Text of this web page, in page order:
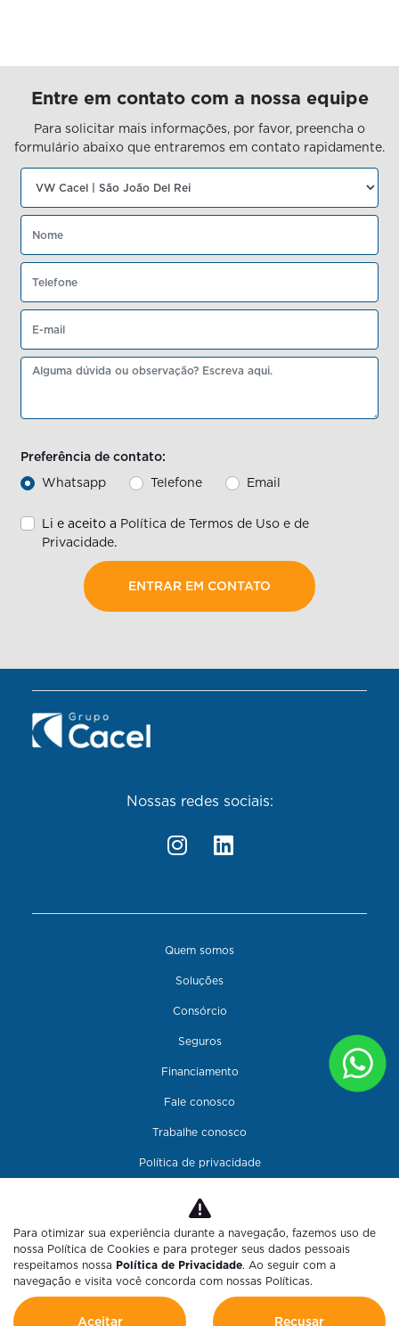
Entre em contato com a nossa equipe
Para solicitar mais informações, por favor, preencha o
formulário abaixo que entraremos em contato rapidamente.
Preferência de contato:
Whatsapp
Telefone Email
Li e aceito a Política de Termos de Uso e de
Privacidade.
ENTRAR EM CONTATO
Nossas redes sociais:
Quem somos
Soluções
Consórcio
Seguros
Financiamento
Fale conosco
Trabalhe conosco
Política de privacidade
CACEL COMERCIO DE AUTOMOVEIS CENTRAL LTDA
Para otimizar sua experiência durante a navegação, fazemos uso de
nossa Política de Cookies e para proteger seus dados pessoais
respeitamos nossa Política de Privacidade. Ao seguir com a
navegação e visita você concorda com nossas Políticas.
Aceitar Recusar